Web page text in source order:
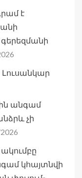
է
անգամ
չի
կհայտնվի